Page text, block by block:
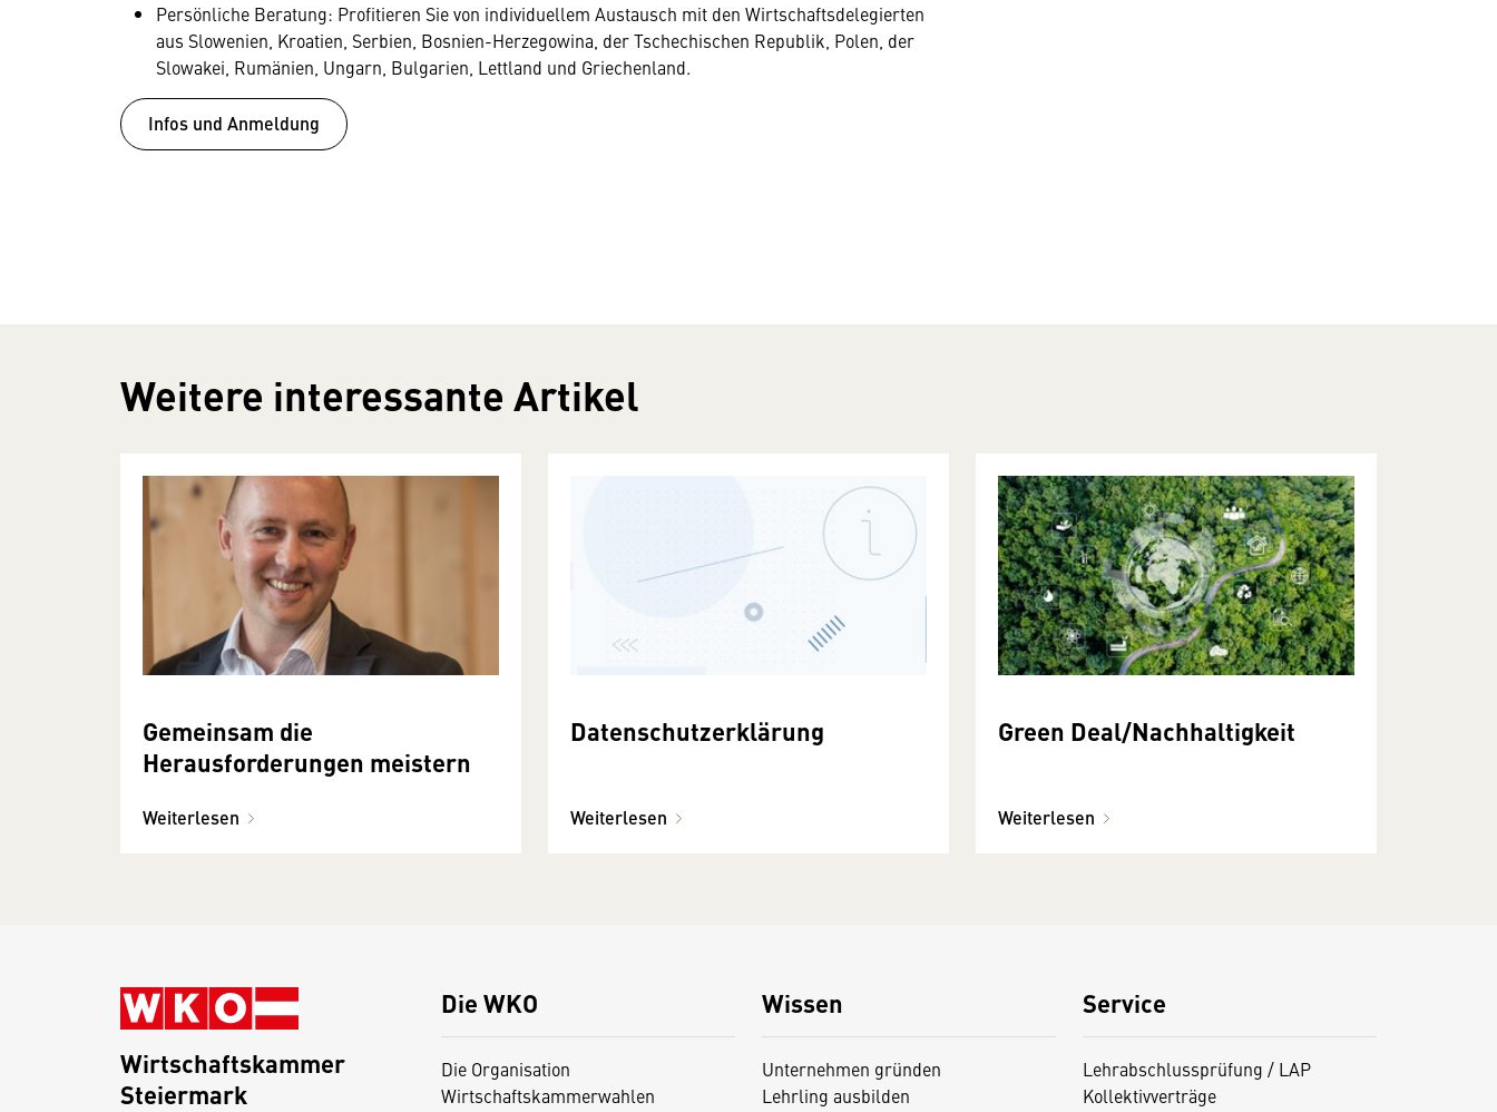
Persönliche Beratung: Profitieren Sie von individuellem Austausch mit den Wirtschaftsdelegierten
aus Slowenien, Kroatien, Serbien, Bosnien-Herzegowina, der Tschechischen Republik, Polen, der
Slowakei, Rumänien, Ungarn, Bulgarien, Lettland und Griechenland.
Infos und Anmeldung
Weitere interessante Artikel
Gemeinsam die
Herausforderungen meistern
Weiterlesen
Datenschutzerklärung
Weiterlesen
Green Deal/Nachhaltigkeit
Weiterlesen
Die WKO
Die Organisation
Wirtschaftskammerwahlen
Wissen
Unternehmen gründen
Lehrling ausbilden
Service
Lehrabschlussprüfung / LAP
Kollektivverträge
Wirtschaftskammer
Steiermark